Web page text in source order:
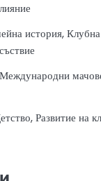
история, Клубна
Развитие на